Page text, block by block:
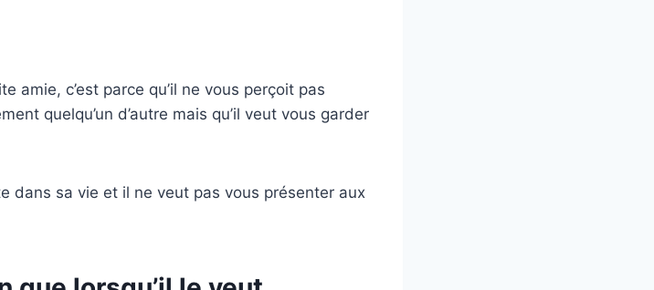
amie, c’est parce qu’il ne vous perçoit pas
quelqu’un d’autre mais qu’il veut vous garder
dans sa vie et il ne veut pas vous présenter aux